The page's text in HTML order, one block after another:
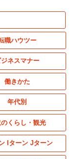
職ハウツー
ジネスマナー
働きかた
年代別
くらし・観光
Iターン Jターン